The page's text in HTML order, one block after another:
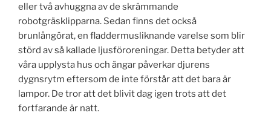
eller två avhuggna av de skrämmande
robotgräsklipparna. Sedan finns det också
brunlångörat, en fladdermusliknande varelse som blir
störd av så kallade ljusföroreningar. Detta betyder att
våra upplysta hus och ängar påverkar djurens
dygnsrytm eftersom de inte förstår att det bara är
lampor. De tror att det blivit dag igen trots att det
fortfarande är natt.